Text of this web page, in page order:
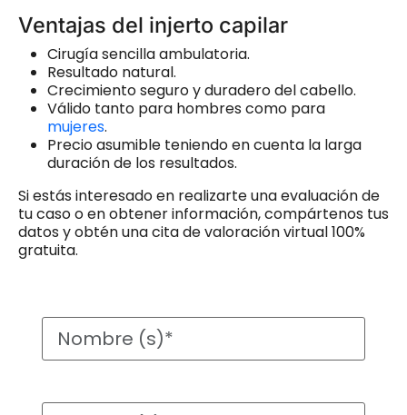
Ventajas del injerto capilar
Cirugía sencilla ambulatoria.
Resultado natural.
Crecimiento seguro y duradero del cabello.
Válido tanto para hombres como para
mujeres.
Precio asumible teniendo en cuenta la larga
duración de los resultados.
Si estás interesado en realizarte una evaluación de
tu caso o en obtener información, compártenos tus
datos y obtén una cita de valoración virtual 100%
gratuita.